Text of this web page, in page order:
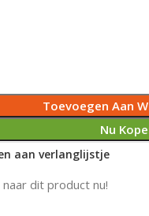
Toevoegen Aan
Nu
aan verlanglijstje
dit product nu!